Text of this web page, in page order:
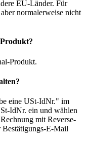
EU-Länder. Für
normalerweise nicht
Produkt?
Produkt.
eine USt-IdNr." im
IdNr. ein und wählen
mit Reverse-
Bestätigungs-E-Mail